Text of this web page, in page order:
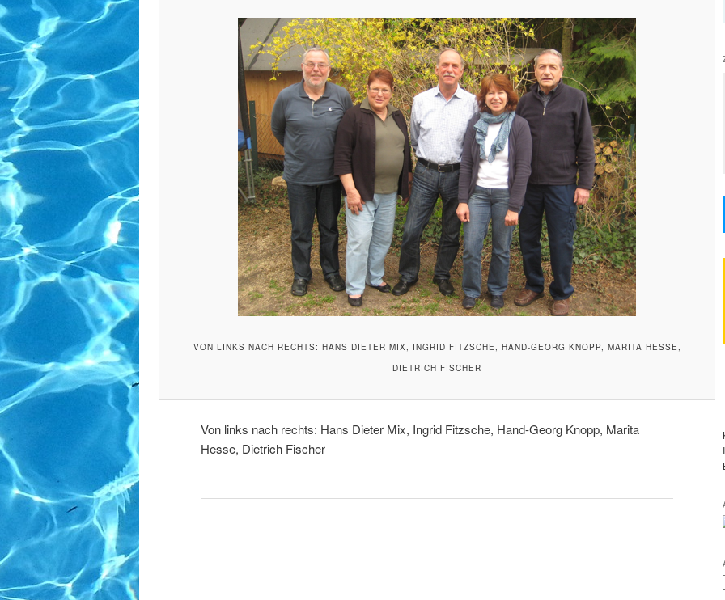
VON LINKS NACH RECHTS: HANS DIETER MIX, INGRID FITZSCHE, HAND-GEORG KNOPP, MARITA HESSE,
DIETRICH FISCHER
Von links nach rechts: Hans Dieter Mix, Ingrid Fitzsche, Hand-Georg Knopp, Marita
Hesse, Dietrich Fischer